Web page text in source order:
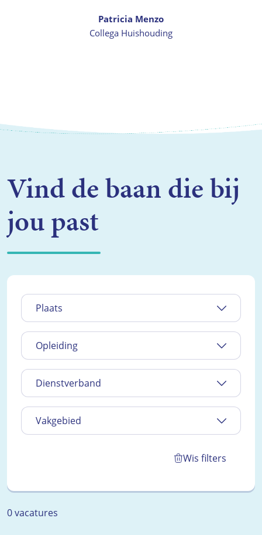
Patricia Menzo
Collega Huishouding
Vind de baan die bij
jou past
Plaats
Opleiding
Dienstverband
Vakgebied
Wis filters
0 vacatures